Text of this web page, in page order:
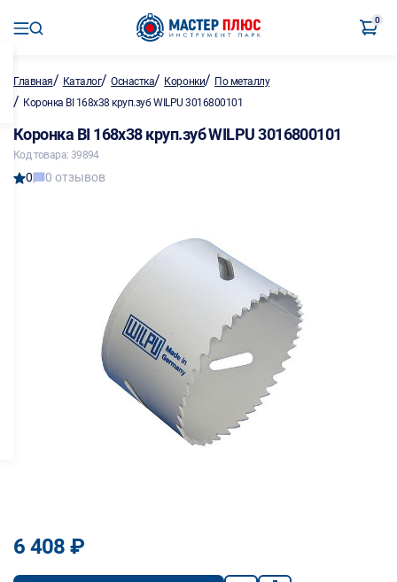
0
Главная/ Каталог/Оснастка/ Коронки/ По металлу
/ Коронка BI 168х38 круп.зуб WILPU 3016800101
Коронка BI 168х38 круп.зуб WILPU 3016800101
Код товара: 39894
0 0 отзывов
6 408 ₽